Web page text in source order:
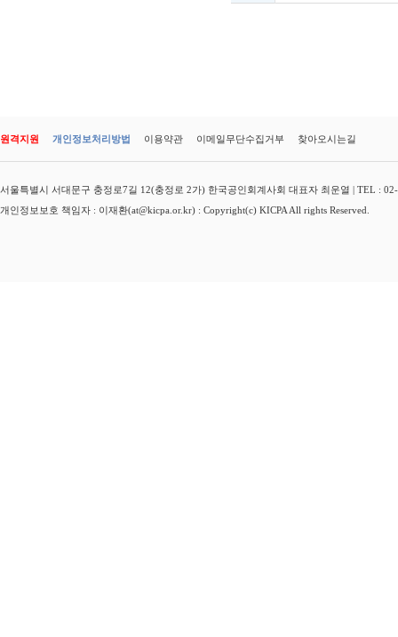
원격지원 개인정보처리방법 이용약관 이메일무단수집거부 찾아오시는길
서울특별시 서대문구 충정로7길 12(충정로 2가) 한국공인회계사회 대표자 최운열 | TEL :
개인정보보호 책임자 : 이재환(at@kicpa.or.kr) : Copyright(c) KICPA All rights Reserved.